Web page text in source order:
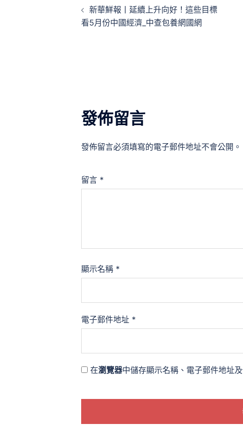
新華鮮報丨延續上升向好！這些目標
看5月份中國經濟_中查包養網國網
發佈留言
發佈留言必須填寫的電子郵件地址不會公開。
留言 *
顯示名稱 *
電子郵件地址 *
在瀏覽器中儲存顯示名稱、電子郵件地址